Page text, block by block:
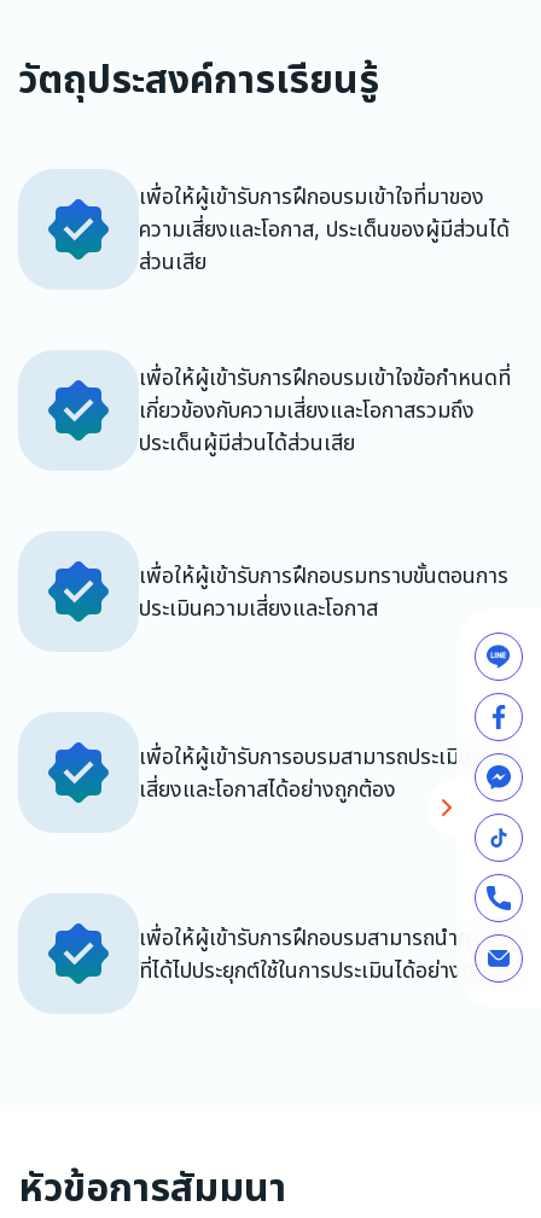
วัตถุประสงค์การเรียนรู้
เพื่อให้ผู้เข้ารับการฝึกอบรมเข้าใจที่มาของ
ความเสี่ยงและโอกาส, ประเด็นของผู้มีส่วนได้
ส่วนเสีย
เพื่อให้ผู้เข้ารับการฝึกอบรมเข้าใจข้อกำหนดที่
เกี่ยวข้องกับความเสี่ยงและโอกาสรวมถึง
ประเด็นผู้มีส่วนได้ส่วนเสีย
เพื่อให้ผู้เข้ารับการฝึกอบรมทราบขั้นตอนการ
ประเมินความเสี่ยงและโอกาส
เพื่อให้ผู้เข้ารับการอบรมสามารถประเมินความ
เสี่ยงและโอกาสได้อย่างถูกต้อง
เพื่อให้ผู้เข้ารับการฝึกอบรมสามารถนำความรู้
ที่ได้ไปประยุกต์ใช้ในการประเมินได้อย่างถูกต้อง
หัวข้อการสัมมนา